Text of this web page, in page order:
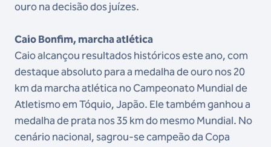
ouro na decisão dos juízes.
Caio Bonfim, marcha atlética
Caio alcançou resultados históricos este ano, com
destaque absoluto para a medalha de ouro nos 20
km da marcha atlética no Campeonato Mundial de
Atletismo em Tóquio, Japão. Ele também ganhou a
medalha de prata nos 35 km do mesmo Mundial. No
cenário nacional, sagrou-se campeão da Copa